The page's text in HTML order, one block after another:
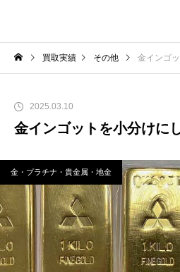
買取実績 その他 金インゴ
2025.03.10
金インゴットを小分けに
金・プラチナ・貴金属・地金